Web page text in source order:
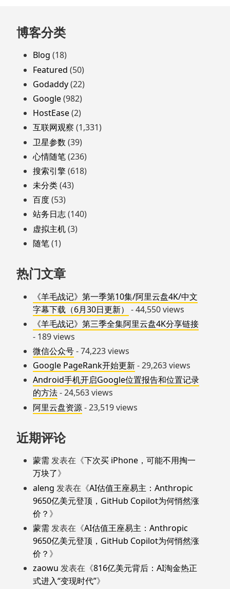
跳
至
页
脚
博客分类
Blog (18)
Featured (50)
Godaddy(22)
Google(982)
HostEase(2)
互联网观察 (1,331)
卫星参数 (39)
心情随笔(236)
搜索引擎(618)
未分类(43)
百度(53)
站务日志(140)
虚拟主机(3)
随笔(1)
热门文章
《羊毛战记》第一季第10集/阿里云盘4K/中文
字幕下载（6月30日更新）
- 44,550 views
《羊毛战记》第三季全集阿里云盘4K分享链接
- 189 views
微信公众号- 74,223 views
Google PageRank开始更新- 29,263 views
Android手机开启Google位置报告和位置记录
的方法- 24,563 views
阿里云盘资源- 23,519 views
近期评论
蒙需 发表在《下次买 iPhone，可能不用掏一
万块了》
aleng 发表在《AI估值王座易主：Anthropic
9650亿美元登顶，GitHub Copilot为何悄然涨
价？ 》
蒙需 发表在《AI估值王座易主：Anthropic
9650亿美元登顶，GitHub Copilot为何悄然涨
价？ 》
zaowu 发表在《816亿美元背后：AI淘金热正
式进入“变现时代”》